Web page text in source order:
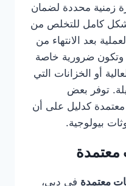
زمنية محددة لضمان
كامل للتخلص من
بعد الانتهاء من
وتكون ضرورية خاصة
أو الخزانات التي
توفر بعض
كدليل على أن
بيولوجية.
معتمدة في دبي،